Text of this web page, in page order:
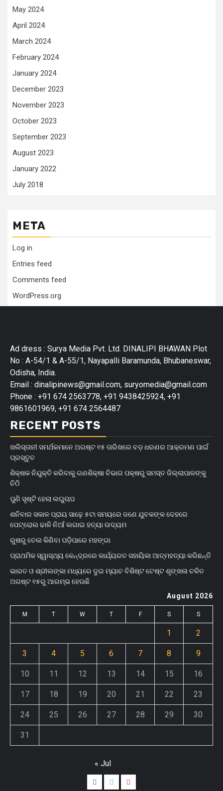
May 2024
April 2024
March 2024
February 2024
January 2024
December 2023
November 2023
October 2023
September 2023
August 2023
January 2022
July 2018
META
Log in
Entries feed
Comments feed
WordPress.org
Ad dress : Surya Media Pvt. Ltd. DINALIPI BHAWAN Plot
No : A-54/1 & A-55/1, Nayapalli Baramunda, Bhubaneswar,
Odisha, India.
Email : dinalipinews@gmail.com, suryomedia@gmail.com
Phone : +91 674 2563778, +91 9438425924, +91
9861601969, +91 674 2564487
RECENT POSTS
ଖଲିସ୍ତାନୀ ସମର୍ଥକମାନେ ଅଗଷ୍ଟ ୧୫ ତାରିଖରେ ବଡ଼ ଧରଣର ଆକ୍ରମଣ ପାଇଁ
ପ୍ରସ୍ତୁତ
ଶିକ୍ଷକ ନିଯୁକ୍ତି କରିବାକୁ ଗଣଶିକ୍ଷା ବିଭାଗ ପକ୍ଷରୁ ସମସ୍ତ ଜିଲ୍ଲାପାଳଙ୍କୁ
ଚିଠି
ପୁଣି ସୃଷ୍ଟି ହେଲା ଲଘୁଚାପ
ଶନିବାର ସକାଳ ପ୍ରାୟ ସାଢ଼େ ୫ଟା ସମୟରେ ଜଣେ ଯୁବକଙ୍କ ଦେହରେ
ପେଟ୍ରୋଲ ଢାଳି ନିଆଁ ଲଗାଇ ହତ୍ୟା ଉଦ୍ୟମ
ରୁଷରୁ ତେଲ କିଣିବା ପଡ଼ିପାରେ ମହଙ୍ଗା
ପ୍ରାଥମିକ ସ୍ୱାସ୍ଥ୍ୟ କେନ୍ଦ୍ରରେ କାର୍ଯ୍ୟରତ ସହାୟିକା ଆତ୍ମହତ୍ୟା କରିଛନ୍ତି
ଭାରତ ଓ ଶ୍ରୀଲଙ୍କା ମଧ୍ୟରେ ଦୁଇ ମ୍ୟାଚ ବିଶିଷ୍ଟ ଟେଷ୍ଟ ଶୃଙ୍ଖଳା ଚଳିତ
ଅଗଷ୍ଟ ୧୫ରୁ ଆରମ୍ଭ ହେଊଛି
August 2026
M T W T F S S
1 2
3 4 5 6 7 8 9
10 11 12 13 14 15 16
17 18 19 20 21 22 23
24 25 26 27 28 29 30
31
« Jul